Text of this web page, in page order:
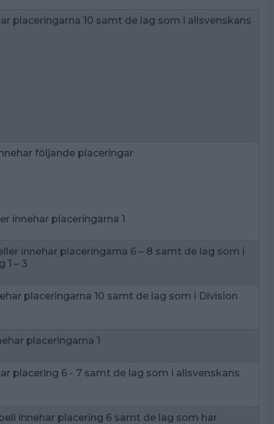
placeringarna 10 samt de lag som i allsvenskans
följande placeringar
innehar placeringarna 1
innehar placeringarna 6 – 8 samt de lag som i
1 – 3
placeringarna 10 samt de lag som i Division
placeringarna 1
placering 6 - 7 samt de lag som i allsvenskans
innehar placering 6 samt de lag som har